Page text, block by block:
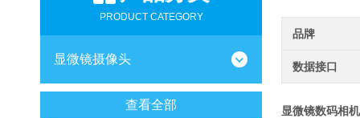
PRODUCT CATEGORY
显微镜摄像头
查看全部
品牌
数据接口
显微镜数码相